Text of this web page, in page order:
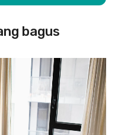
bagus